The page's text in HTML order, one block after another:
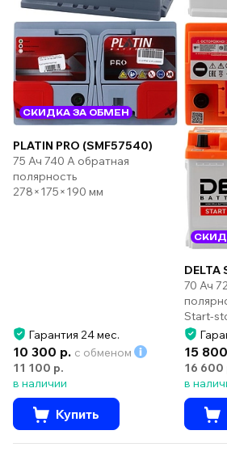
СКИДКА ЗА ОБМЕН
PLATIN PRO (SMF57540)
75 Ач 740 А обратная
полярность
278×175×190 мм
Гарантия 24 мес.
10 300 р. с обменом
11 100 р.
в наличии
Купить
DELTA
70 Ач
Start-
15
16 600
в